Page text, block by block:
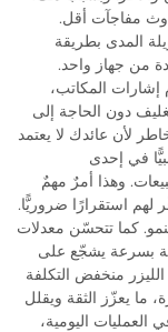
مفاجآت أقل.
المدى بطريقة
من جهاز واحد.
المكاتب،
دون الحاجة إلى
لأن عائدك لا يعتمد
في إحدى
وهذا أمرٌ مهمٌ
لهم استقرارًا ضروريًّا.
كما تتحسّن معدلات
بسرعة يشجّع على
منخفض التكلفة
ما يعزّز الثقة ويقلل
اليومية،